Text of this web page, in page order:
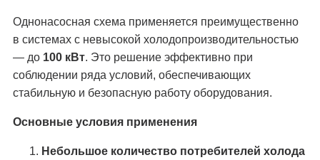
Однонасосная схема применяется преимущественно
в системах с невысокой холодопроизводительностью
— до 100 кВт. Это решение эффективно при
соблюдении ряда условий, обеспечивающих
стабильную и безопасную работу оборудования.
Основные условия применения
Небольшое количество потребителей холода